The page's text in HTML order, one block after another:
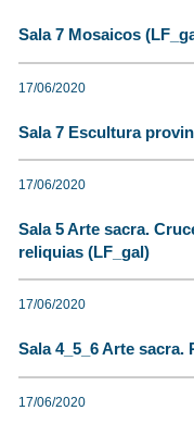
Sala 7 Mosaicos
17/06/2020
Sala 7 Escultura
17/06/2020
Sala 5 Arte sacra.
reliquias (LF_gal)
17/06/2020
Sala 4_5_6 Arte
17/06/2020